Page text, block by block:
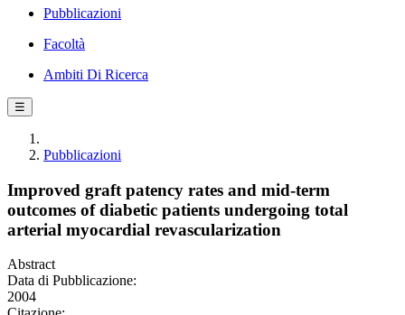
Pubblicazioni
Facoltà
Ambiti Di Ricerca
☰
Pubblicazioni
Improved graft patency rates and mid-term
outcomes of diabetic patients undergoing total
arterial myocardial revascularization
Abstract
Data di Pubblicazione:
2004